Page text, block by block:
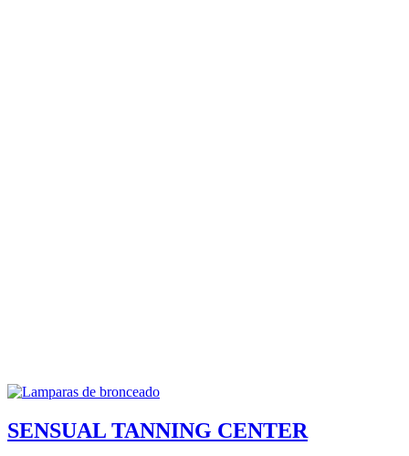
SENSUAL TANNING CENTER